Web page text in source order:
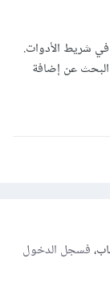
عن إضافة
فسجل الدخول